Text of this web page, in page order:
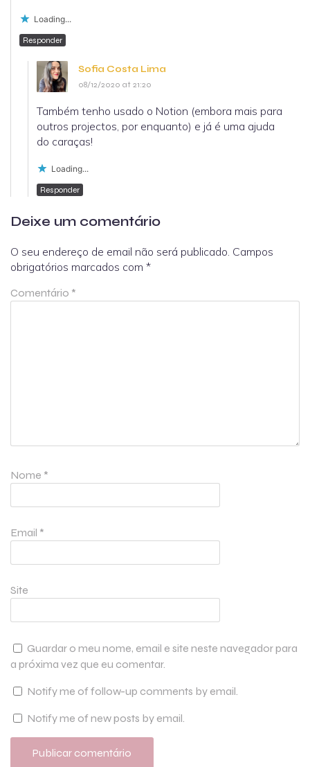
Loading...
Responder
Sofia Costa Lima
08/12/2020 at 21:20
Também tenho usado o Notion (embora mais para
outros projectos, por enquanto) e já é uma ajuda
do caraças!
Loading...
Responder
Deixe um comentário
O seu endereço de email não será publicado. Campos
obrigatórios marcados com *
Comentário *
Nome *
Email *
Site
Guardar o meu nome, email e site neste navegador para
a próxima vez que eu comentar.
Notify me of follow-up comments by email.
Notify me of new posts by email.